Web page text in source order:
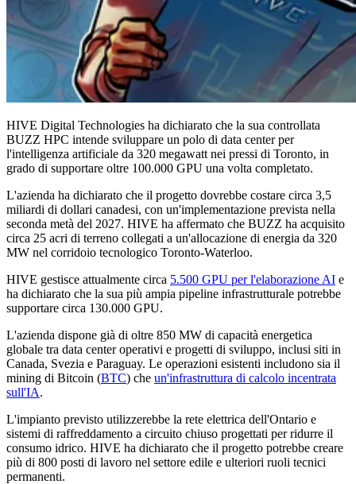
HIVE Digital Technologies ha dichiarato che la sua controllata
BUZZ HPC intende sviluppare un polo di data center per
l'intelligenza artificiale da 320 megawatt nei pressi di Toronto, in
grado di supportare oltre 100.000 GPU una volta completato.
L'azienda ha dichiarato che il progetto dovrebbe costare circa 3,5
miliardi di dollari canadesi, con un'implementazione prevista nella
seconda metà del 2027. HIVE ha affermato che BUZZ ha acquisito
circa 25 acri di terreno collegati a un'allocazione di energia da 320
MW nel corridoio tecnologico Toronto-Waterloo.
HIVE gestisce attualmente circa 5.500 GPU per l'elaborazione AI e
ha dichiarato che la sua più ampia pipeline infrastrutturale potrebbe
supportare circa 130.000 GPU.
L'azienda dispone già di oltre 850 MW di capacità energetica
globale tra data center operativi e progetti di sviluppo, inclusi siti in
Canada, Svezia e Paraguay. Le operazioni esistenti includono sia il
mining di Bitcoin (BTC) che un'infrastruttura di calcolo incentrata
sull'IA.
L'impianto previsto utilizzerebbe la rete elettrica dell'Ontario e
sistemi di raffreddamento a circuito chiuso progettati per ridurre il
consumo idrico. HIVE ha dichiarato che il progetto potrebbe creare
più di 800 posti di lavoro nel settore edile e ulteriori ruoli tecnici
permanenti.